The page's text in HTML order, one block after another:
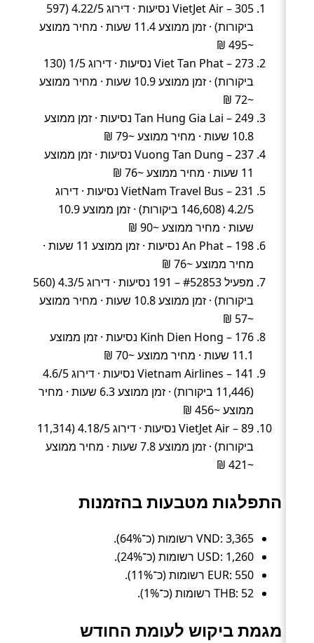
VietJet Air – 305 נסיעות · דירוג 4.22/5 (597
ביקורות) · זמן ממוצע 11.4 שעות · מחיר ממוצע
~495 ₪
Viet Tan Phat – 273 נסיעות · דירוג 1/5 (130
ביקורות) · זמן ממוצע 10.9 שעות · מחיר ממוצע
~72 ₪
Tan Hung Gia Lai – 249 נסיעות · זמן ממוצע
10.8 שעות · מחיר ממוצע ~79 ₪
Vuong Tan Dung – 237 נסיעות · זמן ממוצע
11 שעות · מחיר ממוצע ~76 ₪
VietNam Travel Bus – 231 נסיעות · דירוג
4.2/5 (146,608 ביקורות) · זמן ממוצע 10.9
שעות · מחיר ממוצע ~90 ₪
An Phat – 198 נסיעות · זמן ממוצע 11 שעות ·
מחיר ממוצע ~76 ₪
מפעיל #52853 – 191 נסיעות · דירוג 4.3/5 (560
ביקורות) · זמן ממוצע 10.8 שעות · מחיר ממוצע
~57 ₪
Kinh Dien Hong – 176 נסיעות · זמן ממוצע
11.1 שעות · מחיר ממוצע ~70 ₪
Vietnam Airlines – 141 נסיעות · דירוג 4.6/5
(11,446 ביקורות) · זמן ממוצע 6.3 שעות · מחיר
ממוצע ~456 ₪
VietJet Air – 89 נסיעות · דירוג 4.18/5 (11,314
ביקורות) · זמן ממוצע 7.8 שעות · מחיר ממוצע
~421 ₪
התפלגות מטבעות בהזמנות
VND: 3,365 רשומות (כ־64%).
USD: 1,260 רשומות (כ־24%).
EUR: 550 רשומות (כ־11%).
THB: 52 רשומות (כ־1%).
מגמת ביקוש לעומת החודש